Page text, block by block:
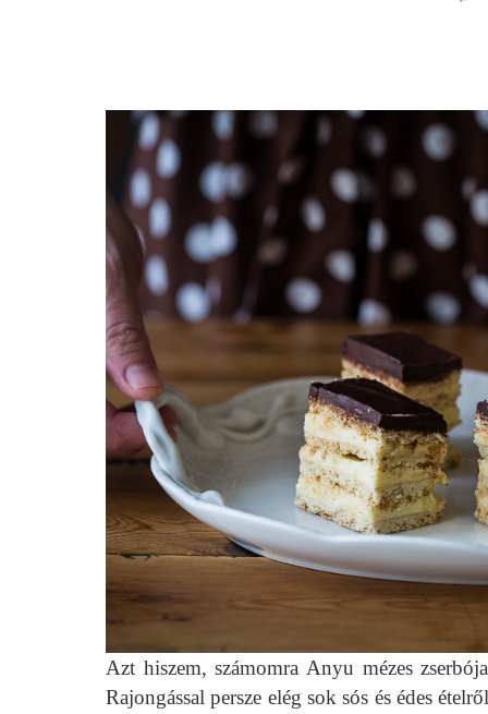
Azt hiszem, számomra Anyu mézes
Rajongással persze elég sok sós és édes